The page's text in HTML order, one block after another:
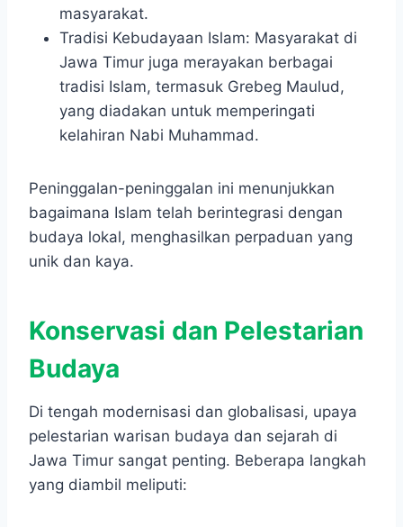
masyarakat.
Tradisi Kebudayaan Islam: Masyarakat di
Jawa Timur juga merayakan berbagai
tradisi Islam, termasuk Grebeg Maulud,
yang diadakan untuk memperingati
kelahiran Nabi Muhammad.
Peninggalan-peninggalan ini menunjukkan
bagaimana Islam telah berintegrasi dengan
budaya lokal, menghasilkan perpaduan yang
unik dan kaya.
Konservasi dan Pelestarian
Budaya
Di tengah modernisasi dan globalisasi, upaya
pelestarian warisan budaya dan sejarah di
Jawa Timur sangat penting. Beberapa langkah
yang diambil meliputi: